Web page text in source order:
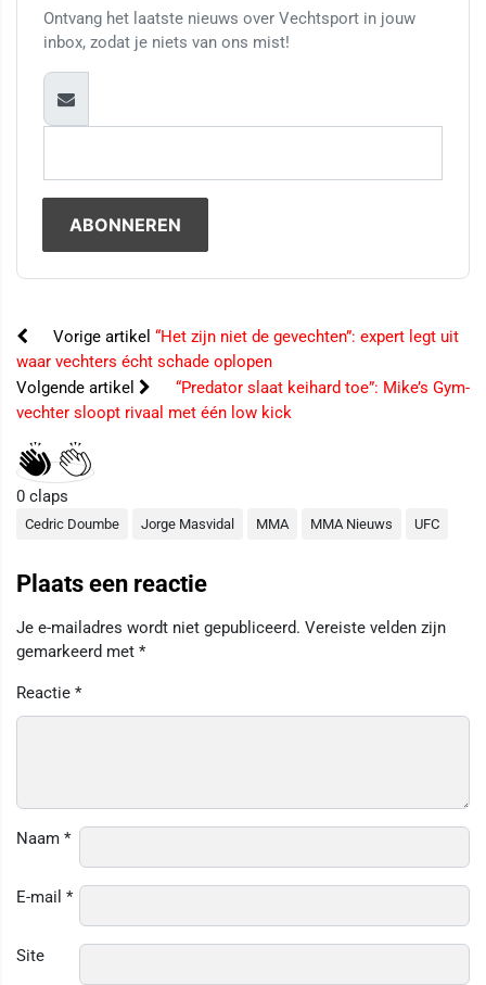
Ontvang het laatste nieuws over Vechtsport in jouw
inbox, zodat je niets van ons mist!
Vorige artikel “Het zijn niet de gevechten”: expert legt uit
waar vechters écht schade oplopen
Volgende artikel
“Predator slaat keihard toe”: Mike’s Gym-
vechter sloopt rivaal met één low kick
0 claps
Cedric Doumbe Jorge Masvidal MMA MMA Nieuws UFC
Plaats een reactie
Je e-mailadres wordt niet gepubliceerd. Vereiste velden zijn
gemarkeerd met *
Reactie *
Naam *
E-mail *
Site